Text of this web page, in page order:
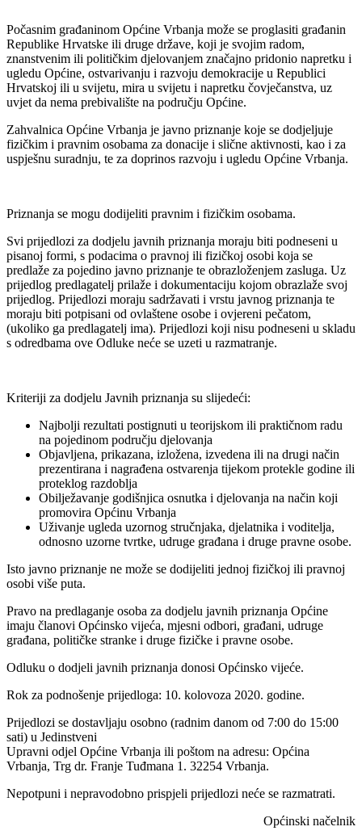
Počasnim građaninom Općine Vrbanja može se proglasiti građanin
Republike Hrvatske ili druge države, koji je svojim radom,
znanstvenim ili političkim djelovanjem značajno pridonio napretku i
ugledu Općine, ostvarivanju i razvoju demokracije u Republici
Hrvatskoj ili u svijetu, mira u svijetu i napretku čovječanstva, uz
uvjet da nema prebivalište na području Općine.
Zahvalnica Općine Vrbanja je javno priznanje koje se dodjeljuje
fizičkim i pravnim osobama za donacije i slične aktivnosti, kao i za
uspješnu suradnju, te za doprinos razvoju i ugledu Općine Vrbanja.
Priznanja se mogu dodijeliti pravnim i fizičkim osobama.
Svi prijedlozi za dodjelu javnih priznanja moraju biti podneseni u
pisanoj formi, s podacima o pravnoj ili fizičkoj osobi koja se
predlaže za pojedino javno priznanje te obrazloženjem zasluga. Uz
prijedlog predlagatelj prilaže i dokumentaciju kojom obrazlaže svoj
prijedlog. Prijedlozi moraju sadržavati i vrstu javnog priznanja te
moraju biti potpisani od ovlaštene osobe i ovjereni pečatom,
(ukoliko ga predlagatelj ima). Prijedlozi koji nisu podneseni u skladu
s odredbama ove Odluke neće se uzeti u razmatranje.
Kriteriji za dodjelu Javnih priznanja su slijedeći:
Najbolji rezultati postignuti u teorijskom ili praktičnom radu
na pojedinom području djelovanja
Objavljena, prikazana, izložena, izvedena ili na drugi način
prezentirana i nagrađena ostvarenja tijekom protekle godine ili
proteklog razdoblja
Obilježavanje godišnjica osnutka i djelovanja na način koji
promovira Općinu Vrbanja
Uživanje ugleda uzornog stručnjaka, djelatnika i voditelja,
odnosno uzorne tvrtke, udruge građana i druge pravne osobe.
Isto javno priznanje ne može se dodijeliti jednoj fizičkoj ili pravnoj
osobi više puta.
Pravo na predlaganje osoba za dodjelu javnih priznanja Općine
imaju članovi Općinsko vijeća, mjesni odbori, građani, udruge
građana, političke stranke i druge fizičke i pravne osobe.
Odluku o dodjeli javnih priznanja donosi Općinsko vijeće.
Rok za podnošenje prijedloga: 10. kolovoza 2020. godine.
Prijedlozi se dostavljaju osobno (radnim danom od 7:00 do 15:00
sati) u Jedinstveni
Upravni odjel Općine Vrbanja ili poštom na adresu: Općina
Vrbanja, Trg dr. Franje Tuđmana 1. 32254 Vrbanja.
Nepotpuni i nepravodobno prispjeli prijedlozi neće se razmatrati.
Općinski načelnik